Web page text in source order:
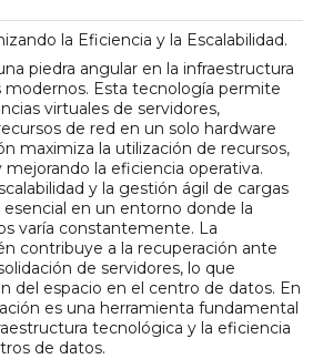
la Eficiencia y la Escalabilidad.
piedra angular en la infraestructura
Esta tecnología permite
virtuales de servidores,
de red en un solo hardware
maximiza la utilización de recursos,
la eficiencia operativa.
y la gestión ágil de cargas
esencial en un entorno donde la
varía constantemente. La
contribuye a la recuperación ante
de servidores, lo que
del espacio en el centro de datos. En
es una herramienta fundamental
tecnológica y la eficiencia
de datos.